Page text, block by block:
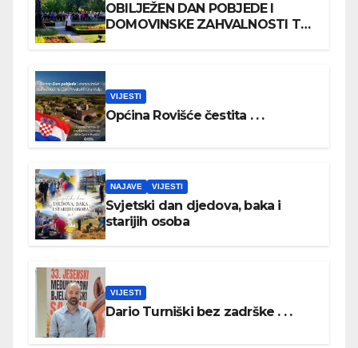
OBILJEŽEN DAN POBJEDE I
DOMOVINSKE ZAHVALNOSTI TE
VIJESTI
Općina Rovišće čestita . . .
NAJAVE VIJESTI
Svjetski dan djedova, baka i
starijih osoba
VIJESTI
Dario Turniški bez zadrške . . .